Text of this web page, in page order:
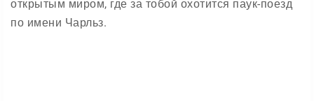
открытым миром, где за тобой охотится паук-поезд
по имени Чарльз.